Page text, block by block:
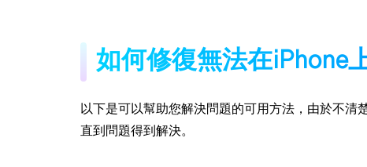
如何修復無法在iPhone
以下是可以幫助您解決問題的可用方法，由於不清
直到問題得到解決。